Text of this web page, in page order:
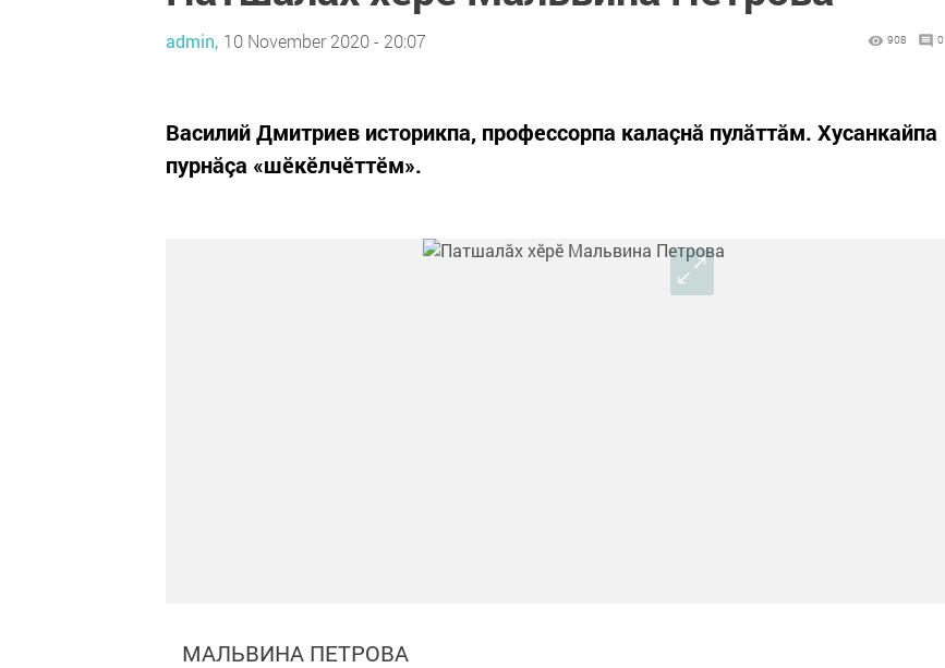
admin, 10 November 2020 - 20:07 908 0
Василий Дмитриев историкпа, профессорпа калаçнă пулăттăм. Хусанкайпа
пурнăçа «шӗкӗлчӗттӗм».
МАЛЬВИНА ПЕТРОВА